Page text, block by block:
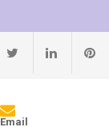
Email